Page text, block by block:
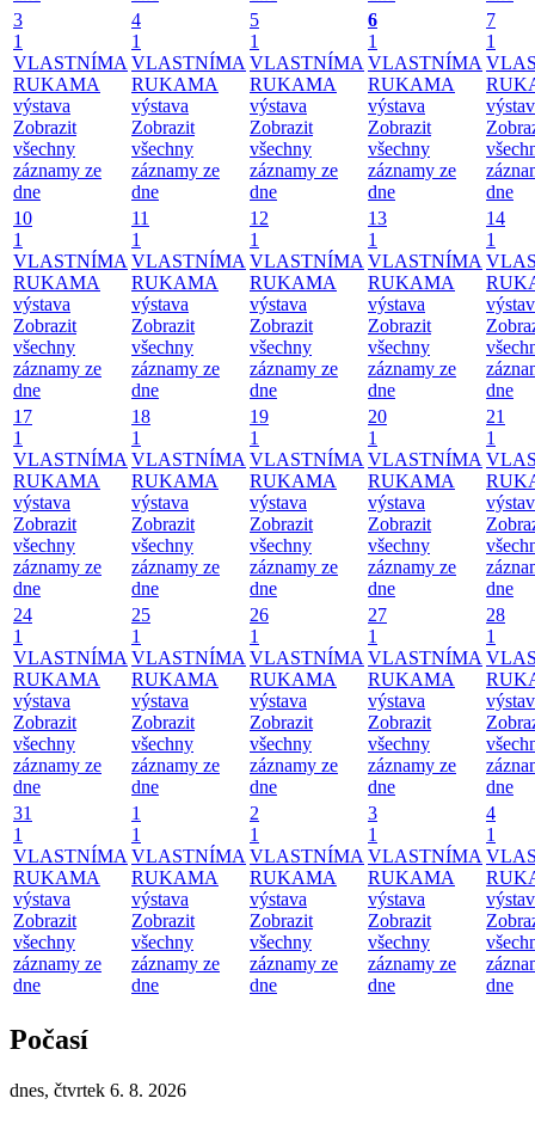
3
1
VLASTNÍMA
RUKAMA
výstava
Zobrazit
všechny
záznamy ze
dne
4
1
VLASTNÍMA
RUKAMA
výstava
Zobrazit
všechny
záznamy ze
dne
5
1
VLASTNÍMA
RUKAMA
výstava
Zobrazit
všechny
záznamy ze
dne
6
1
VLASTNÍMA
RUKAMA
výstava
Zobrazit
všechny
záznamy ze
dne
7
1
dne
10
1
VLASTNÍMA
RUKAMA
výstava
Zobrazit
všechny
záznamy ze
dne
11
1
VLASTNÍMA
RUKAMA
výstava
Zobrazit
všechny
záznamy ze
dne
12
1
VLASTNÍMA
RUKAMA
výstava
Zobrazit
všechny
záznamy ze
dne
13
1
VLASTNÍMA
RUKAMA
výstava
Zobrazit
všechny
záznamy ze
dne
14
1
dne
17
1
VLASTNÍMA
RUKAMA
výstava
Zobrazit
všechny
záznamy ze
dne
18
1
VLASTNÍMA
RUKAMA
výstava
Zobrazit
všechny
záznamy ze
dne
19
1
VLASTNÍMA
RUKAMA
výstava
Zobrazit
všechny
záznamy ze
dne
20
1
VLASTNÍMA
RUKAMA
výstava
Zobrazit
všechny
záznamy ze
dne
21
1
dne
24
1
VLASTNÍMA
RUKAMA
výstava
Zobrazit
všechny
záznamy ze
dne
25
1
VLASTNÍMA
RUKAMA
výstava
Zobrazit
všechny
záznamy ze
dne
26
1
VLASTNÍMA
RUKAMA
výstava
Zobrazit
všechny
záznamy ze
dne
27
1
VLASTNÍMA
RUKAMA
výstava
Zobrazit
všechny
záznamy ze
dne
28
1
dne
31
1
VLASTNÍMA
RUKAMA
výstava
Zobrazit
všechny
záznamy ze
dne
1
1
VLASTNÍMA
RUKAMA
výstava
Zobrazit
všechny
záznamy ze
dne
2
1
VLASTNÍMA
RUKAMA
výstava
Zobrazit
všechny
záznamy ze
dne
3
1
VLASTNÍMA
RUKAMA
výstava
Zobrazit
všechny
záznamy ze
dne
4
1
dne
Počasí
dnes, čtvrtek 6. 8. 2026